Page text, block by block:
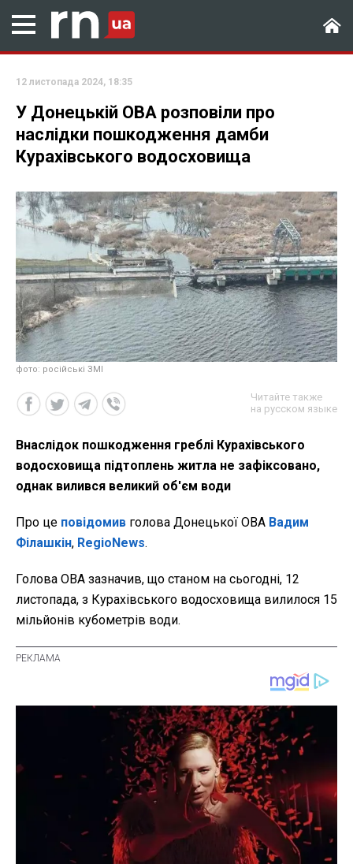
12 листопада 2024, 18:35
У Донецькій ОВА розповіли про
наслідки пошкодження дамби
Курахівського водосховища
фото: російські ЗМІ
Читайте также
на русском языке
Внаслідок пошкодження греблі Курахівського
водосховища підтоплень житла не зафіксовано,
однак вилився великий об'єм води
Про це повідомив голова Донецької ОВА Вадим
Філашкін, RegioNews.
Голова ОВА зазначив, що станом на сьогодні, 12
листопада, з Курахівського водосховища вилилося 15
мільйонів кубометрів води.